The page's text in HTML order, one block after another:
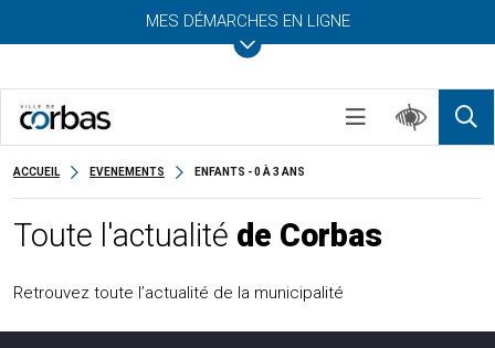
MES DÉMARCHES EN LIGNE
ACCUEIL EVENEMENTS ENFANTS - 0 À 3 ANS
Toute l'actualité de Corbas
Retrouvez toute l’actualité de la municipalité